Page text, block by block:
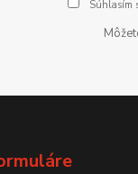
Súhlasím